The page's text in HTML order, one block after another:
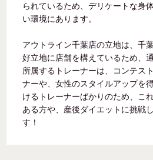
られているため、デリケートな身
い環境にあります。
アウトライン千葉店の立地は、千
好立地に店舗を構えているため、
所属するトレーナーは、コンテス
ナーや、女性のスタイルアップを
けるトレーナーばかりのため、こ
ある方や、産後ダイエットに挑戦
す！